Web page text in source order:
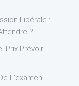
Libérale :
?
Prix Prévoir
L’examen